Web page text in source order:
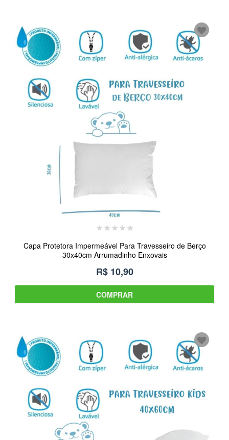
Capa Protetora Impermeável Para Travesseiro de Berço
30x40cm Arrumadinho Enxovais
R$ 10,90
COMPRAR